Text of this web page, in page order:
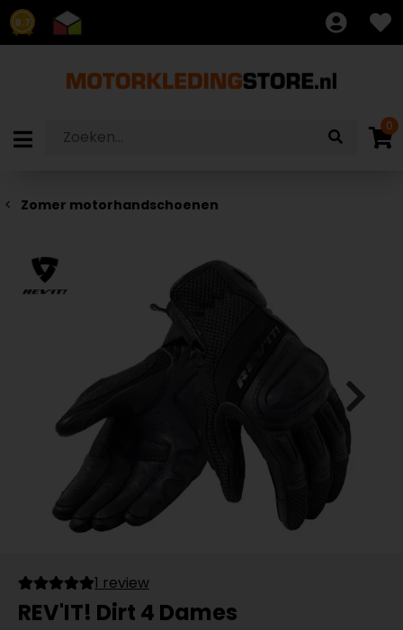
8.7
0
Zomer motorhandschoenen
1 review
REV'IT! Dirt 4 Dames